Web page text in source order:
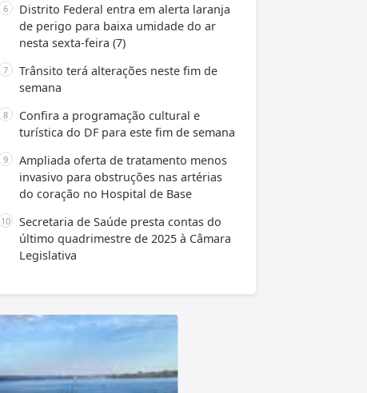
Distrito Federal entra em alerta laranja
de perigo para baixa umidade do ar
nesta sexta-feira (7)
Trânsito terá alterações neste fim de
semana
Confira a programação cultural e
turística do DF para este fim de semana
Ampliada oferta de tratamento menos
invasivo para obstruções nas artérias
do coração no Hospital de Base
Secretaria de Saúde presta contas do
último quadrimestre de 2025 à Câmara
Legislativa